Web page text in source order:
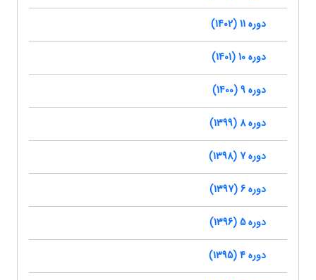
دوره 11 (1402)
دوره 10 (1401)
دوره 9 (1400)
دوره 8 (1399)
دوره 7 (1398)
دوره 6 (1397)
دوره 5 (1396)
دوره 4 (1395)